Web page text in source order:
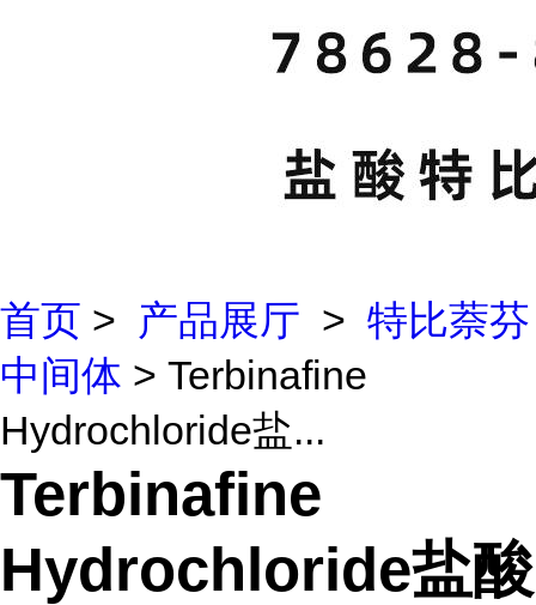
首页 > 产品展厅 > 特比萘芬
中间体 > Terbinafine
Hydrochloride盐...
Terbinafine
Hydrochloride盐酸